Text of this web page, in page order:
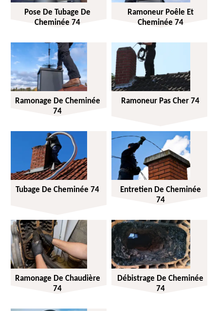
Pose De Tubage De
Cheminée 74
Ramoneur Poêle Et
Cheminée 74
Ramonage De Cheminée
74
Ramoneur Pas Cher 74
Tubage De Cheminée 74
Entretien De Cheminée
74
Ramonage De Chaudière
74
Débistrage De Cheminée
74